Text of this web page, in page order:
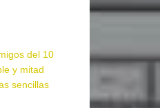
del 10
y mitad
sencillas